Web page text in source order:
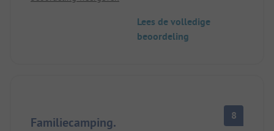
Lees de volledige
beoordeling
Familiecamping. 8